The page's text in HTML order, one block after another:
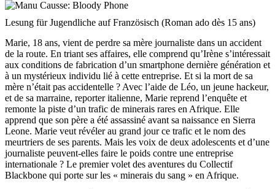
Lesung für Jugendliche auf Französisch (Roman ado dès 15 ans)
Marie, 18 ans, vient de perdre sa mère journaliste dans un accident
de la route. En triant ses affaires, elle comprend qu’Irène s’intéressait
aux conditions de fabrication d’un smartphone dernière génération et
à un mystérieux individu lié à cette entreprise. Et si la mort de sa
mère n’était pas accidentelle ? Avec l’aide de Léo, un jeune hackeur,
et de sa marraine, reporter italienne, Marie reprend l’enquête et
remonte la piste d’un trafic de minerais rares en Afrique. Elle
apprend que son père a été assassiné avant sa naissance en Sierra
Leone. Marie veut révéler au grand jour ce trafic et le nom des
meurtriers de ses parents. Mais les voix de deux adolescents et d’une
journaliste peuvent-elles faire le poids contre une entreprise
internationale ? Le premier volet des aventures du Collectif
Blackbone qui porte sur les « minerais du sang » en Afrique.